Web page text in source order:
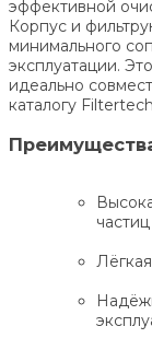
эффективной
Корпус и
минимального
эксплуатации.
идеально
каталогу
частиц